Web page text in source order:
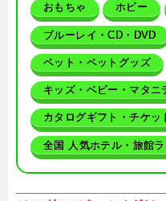
おもちゃ ホビー
ブルーレイ・CD・DVD
ペット・ペットグッズ
キッズ・ベビー・マタニ
カタログギフト・チケッ
全国 人気ホテル・旅館